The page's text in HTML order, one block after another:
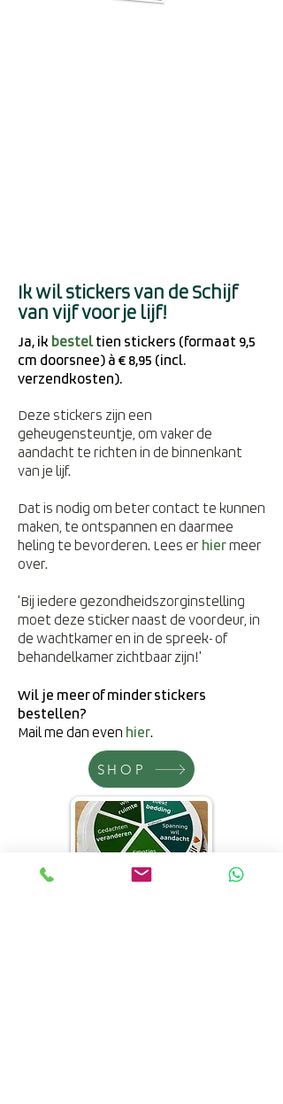
Ik wil stickers van de Schijf
van vijf voor je lijf!
Ja, ik besteltien stickers (formaat 9,5
cm doorsnee) à € 8,95 (incl.
verzendkosten).
Deze stickers zijn een
geheugensteuntje, om vaker de
aandacht te richten in de binnenkant
van je lijf.
Dat is nodig om beter contact te kunnen
maken, te ontspannen en daarmee
heling te bevorderen. Lees er hiermeer
over.
'Bij iedere gezondheidszorginstelling
moet deze sticker naast de voordeur, in
de wachtkamer en in de spreek- of
behandelkamer zichtbaar zijn!'
Wil je meer of minder stickers
bestellen?
Mail me dan even hier.
SHOP